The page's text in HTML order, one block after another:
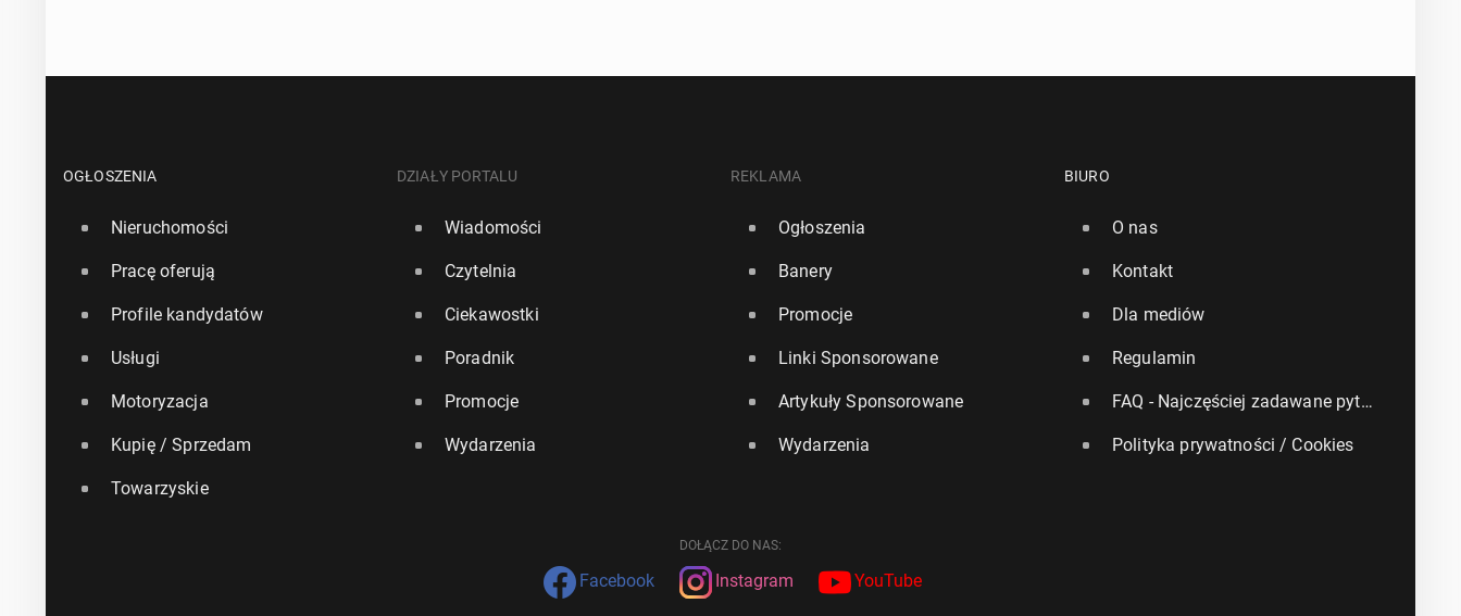
OGŁOSZENIA
Nieruchomości
Pracę oferują
Profile kandydatów
Usługi
Motoryzacja
Kupię / Sprzedam
Towarzyskie
DZIAŁY PORTALU
Wiadomości
Czytelnia
Ciekawostki
Poradnik
Promocje
Wydarzenia
REKLAMA
Ogłoszenia
Banery
Promocje
Linki Sponsorowane
Artykuły Sponsorowane
Wydarzenia
BIURO
O nas
Kontakt
Dla mediów
Regulamin
FAQ - Najczęściej zadawane pytania
Polityka prywatności / Cookies
DOŁĄCZ DO NAS:
Facebook Instagram YouTube